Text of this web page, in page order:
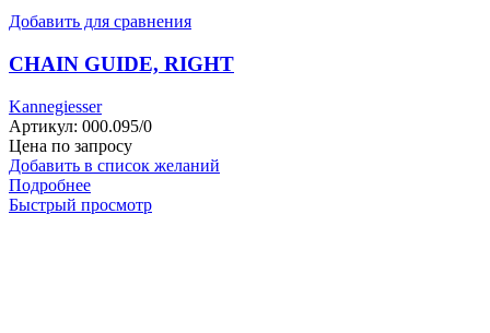
Добавить для сравнения
CHAIN GUIDE, RIGHT
Kannegiesser
Артикул: 000.095/0
Цена по запросу
Добавить в список желаний
Подробнее
Быстрый просмотр